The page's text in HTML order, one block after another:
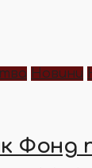
Новини
Фонд